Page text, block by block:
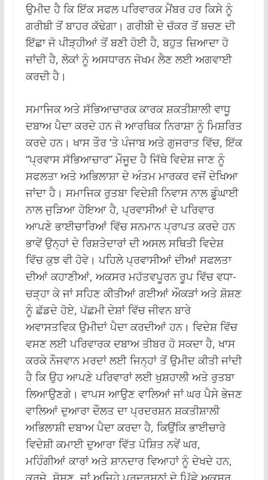
ਉਮੀਦ ਹੈ ਕਿ ਇੱਕ ਸਫਲ ਪਰਿਵਾਰਕ ਮੈਂਬਰ ਹਰ ਕਿਸੇ ਨੂੰ
ਗਰੀਬੀ ਤੋਂ ਬਾਹਰ ਕੱਢੇਗਾ। ਗਰੀਬੀ ਦੇ ਚੱਕਰ ਤੋਂ ਬਚਣ ਦੀ
ਇੱਛਾ ਜੋ ਪੀੜ੍ਹੀਆਂ ਤੋਂ ਬਣੀ ਹੋਈ ਹੈ, ਬਹੁਤ ਜ਼ਿਆਦਾ ਹੋ
ਜਾਂਦੀ ਹੈ, ਲੋਕਾਂ ਨੂੰ ਅਸਧਾਰਨ ਜੋਖਮ ਲੈਣ ਲਈ ਅਗਵਾਈ
ਕਰਦੀ ਹੈ।
ਸਮਾਜਿਕ ਅਤੇ ਸੱਭਿਆਚਾਰਕ ਕਾਰਕ ਸ਼ਕਤੀਸ਼ਾਲੀ ਵਾਧੂ
ਦਬਾਅ ਪੈਦਾ ਕਰਦੇ ਹਨ ਜੋ ਆਰਥਿਕ ਨਿਰਾਸ਼ਾ ਨੂੰ ਮਿਸ਼ਰਿਤ
ਕਰਦੇ ਹਨ। ਖਾਸ ਤੌਰ ‘ਤੇ ਪੰਜਾਬ ਅਤੇ ਗੁਜਰਾਤ ਵਿੱਚ, ਇੱਕ
“ਪ੍ਰਵਾਸ ਸੱਭਿਆਚਾਰ” ਮੌਜੂਦ ਹੈ ਜਿੱਥੇ ਵਿਦੇਸ਼ ਜਾਣ ਨੂੰ
ਸਫਲਤਾ ਅਤੇ ਅਭਿਲਾਸ਼ਾ ਦੇ ਅੰਤਮ ਮਾਰਕਰ ਵਜੋਂ ਦੇਖਿਆ
ਜਾਂਦਾ ਹੈ। ਸਮਾਜਿਕ ਰੁਤਬਾ ਵਿਦੇਸ਼ੀ ਨਿਵਾਸ ਨਾਲ ਡੂੰਘਾਈ
ਨਾਲ ਜੁੜਿਆ ਹੋਇਆ ਹੈ, ਪ੍ਰਵਾਸੀਆਂ ਦੇ ਪਰਿਵਾਰ
ਆਪਣੇ ਭਾਈਚਾਰਿਆਂ ਵਿੱਚ ਸਨਮਾਨ ਪ੍ਰਾਪਤ ਕਰਦੇ ਹਨ
ਭਾਵੇਂ ਉਨ੍ਹਾਂ ਦੇ ਰਿਸ਼ਤੇਦਾਰਾਂ ਦੀ ਅਸਲ ਸਥਿਤੀ ਵਿਦੇਸ਼
ਵਿੱਚ ਕੁਝ ਵੀ ਹੋਵੇ। ਪਹਿਲੇ ਪ੍ਰਵਾਸੀਆਂ ਦੀਆਂ ਸਫਲਤਾ
ਦੀਆਂ ਕਹਾਣੀਆਂ, ਅਕਸਰ ਮਹੱਤਵਪੂਰਨ ਰੂਪ ਵਿੱਚ ਵਧਾ-
ਚੜ੍ਹਾ ਕੇ ਜਾਂ ਸਹਿਣ ਕੀਤੀਆਂ ਗਈਆਂ ਔਕੜਾਂ ਅਤੇ ਸ਼ੋਸ਼ਣ
ਨੂੰ ਛੱਡਦੇ ਹੋਏ, ਪੱਛਮੀ ਦੇਸ਼ਾਂ ਵਿੱਚ ਜੀਵਨ ਬਾਰੇ
ਅਵਾਸਤਵਿਕ ਉਮੀਦਾਂ ਪੈਦਾ ਕਰਦੀਆਂ ਹਨ। ਵਿਦੇਸ਼ ਵਿੱਚ
ਵਸਣ ਲਈ ਪਰਿਵਾਰਕ ਦਬਾਅ ਤੀਬਰ ਹੋ ਸਕਦਾ ਹੈ, ਖਾਸ
ਕਰਕੇ ਨੌਜਵਾਨ ਮਰਦਾਂ ਲਈ ਜਿਨ੍ਹਾਂ ਤੋਂ ਉਮੀਦ ਕੀਤੀ ਜਾਂਦੀ
ਹੈ ਕਿ ਉਹ ਆਪਣੇ ਪਰਿਵਾਰਾਂ ਲਈ ਖੁਸ਼ਹਾਲੀ ਅਤੇ ਰੁਤਬਾ
ਲਿਆਉਣਗੇ। ਵਾਪਸ ਆਉਣ ਵਾਲਿਆਂ ਜਾਂ ਘਰ ਪੈਸੇ ਭੇਜਣ
ਵਾਲਿਆਂ ਦੁਆਰਾ ਦੌਲਤ ਦਾ ਪ੍ਰਦਰਸ਼ਨ ਸ਼ਕਤੀਸ਼ਾਲੀ
ਅਭਿਲਾਸ਼ੀ ਦਬਾਅ ਪੈਦਾ ਕਰਦਾ ਹੈ, ਕਿਉਂਕਿ ਭਾਈਚਾਰੇ
ਵਿਦੇਸ਼ੀ ਕਮਾਈ ਦੁਆਰਾ ਵਿੱਤ ਪੋਸ਼ਿਤ ਨਵੇਂ ਘਰ,
ਮਹਿੰਗੀਆਂ ਕਾਰਾਂ ਅਤੇ ਸ਼ਾਨਦਾਰ ਵਿਆਹਾਂ ਨੂੰ ਦੇਖਦੇ ਹਨ,